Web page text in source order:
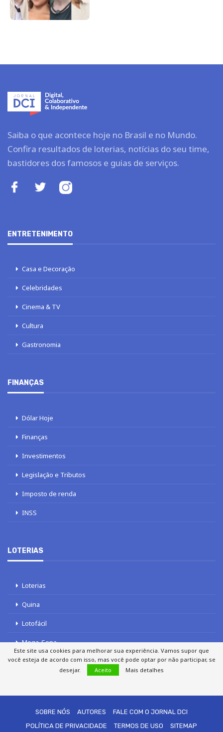
Saiba o que acontece hoje no Brasil e no Mundo.
Confira resultados de loterias, notícias do seu time,
bastidores dos famosos e guias de serviços.
ENTRETENIMENTO
Casa e Decoração
Celebridades
Cinema & TV
Cultura
Gastronomia
FINANÇAS
Dólar Hoje
Finanças
Investimentos
Legislação e Tributos
Imposto de renda
INSS
LOTERIAS
Loterias
Quina
Lotofácil
Mega-Sena
Tele sena
SOBRE NÓS AUTORES
FALE COM O JORNAL DCI
POLÍTICA DE PRIVACIDADE
TERMOS DE USO SITEMAP
Este site usa cookies para melhorar sua experiência. Vamos supor que
você esteja de acordo com isso, mas você pode optar por não participar, se
desejar.
Aceito Mais detalhes